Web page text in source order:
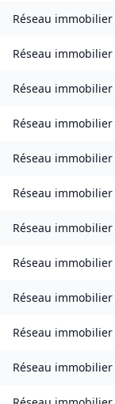
Réseau immobilier
Réseau immobilier
Réseau immobilier
Réseau immobilier
Réseau immobilier
Réseau immobilier
Réseau immobilier
Réseau immobilier
Réseau immobilier
Réseau immobilier
Réseau immobilier